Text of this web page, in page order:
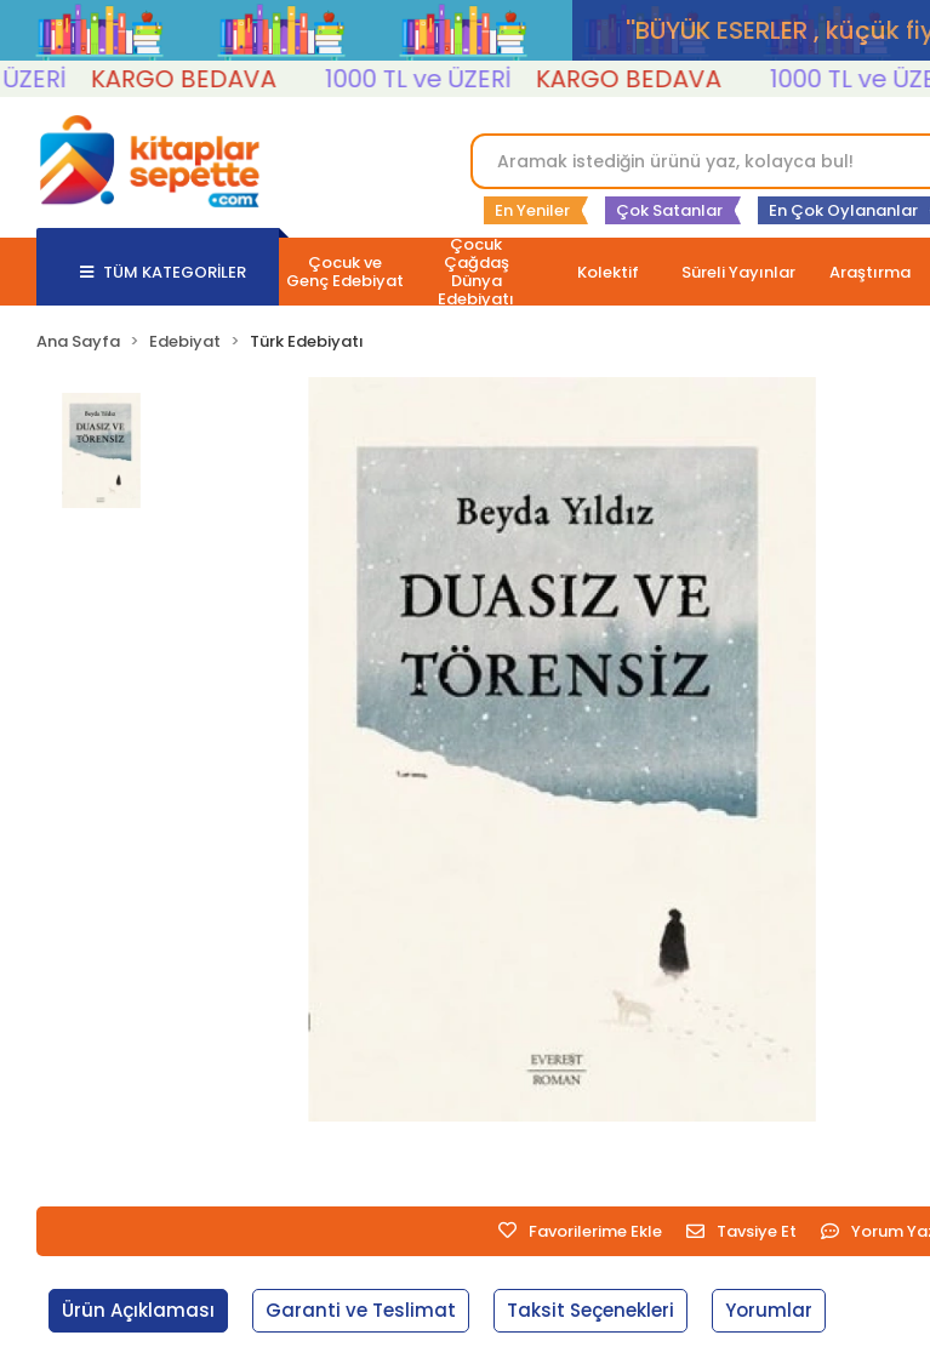
''BÜYÜK ESERLER , küçük
KARGO BEDAVA 1000 TL ve ÜZERİ KARGO BEDAVA 1000 TL ve ÜZERİ
En Yeniler Çok Satanlar En Çok Oylananlar
TÜM KATEGORİLER Çocuk ve
Genç Edebiyat
Çocuk
Çağdaş
Dünya
Edebiyatı
Kolektif Süreli Yayınlar Araştırma
Ana Sayfa Edebiyat Türk Edebiyatı
Favorilerime Ekle Tavsiye Et Yorum
Ürün Açıklaması Garanti ve Teslimat Taksit Seçenekleri Yorumlar